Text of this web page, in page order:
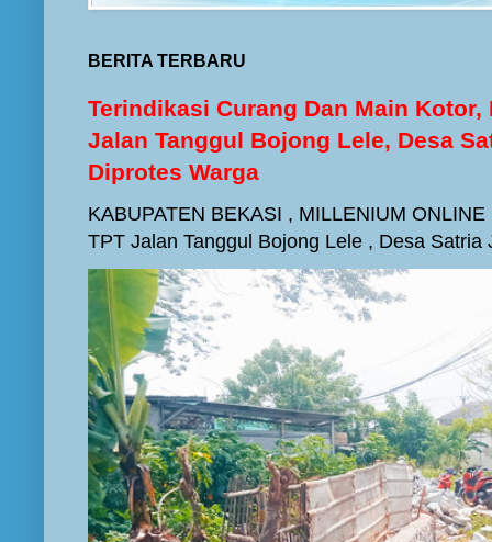
BERITA TERBARU
Terindikasi Curang Dan Main
Jalan Tanggul Bojong Lele, Desa
Diprotes Warga
KABUPATEN BEKASI , MILLENIUM
TPT Jalan Tanggul Bojong Lele , Desa Satria